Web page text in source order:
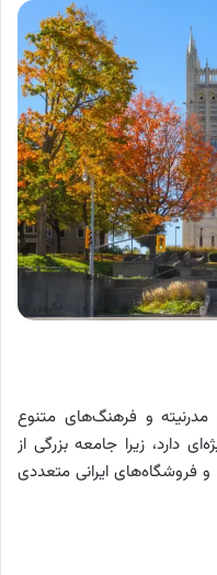
مدرنیته و فرهنگ‌های متنوع
دارد، زیرا جامعه بزرگی از
و فروشگاه‌های ایرانی متعددی